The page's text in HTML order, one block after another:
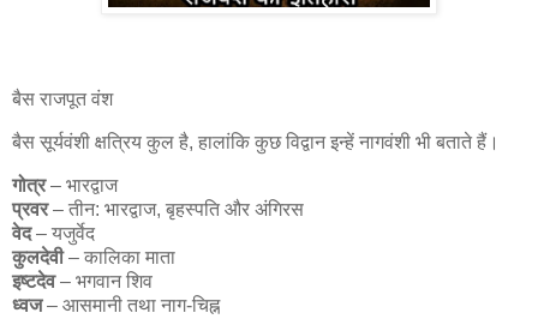
बैस राजपूत वंश
बैस सूर्यवंशी क्षत्रिय कुल है, हालांकि कुछ विद्वान इन्हें नागवंशी भी बताते हैं।
गोत्र– भारद्वाज
प्रवर– तीन: भारद्वाज, बृहस्पति और अंगिरस
वेद– यजुर्वेद
कुलदेवी– कालिका माता
इष्टदेव– भगवान शिव
ध्वज– आसमानी तथा नाग-चिह्न